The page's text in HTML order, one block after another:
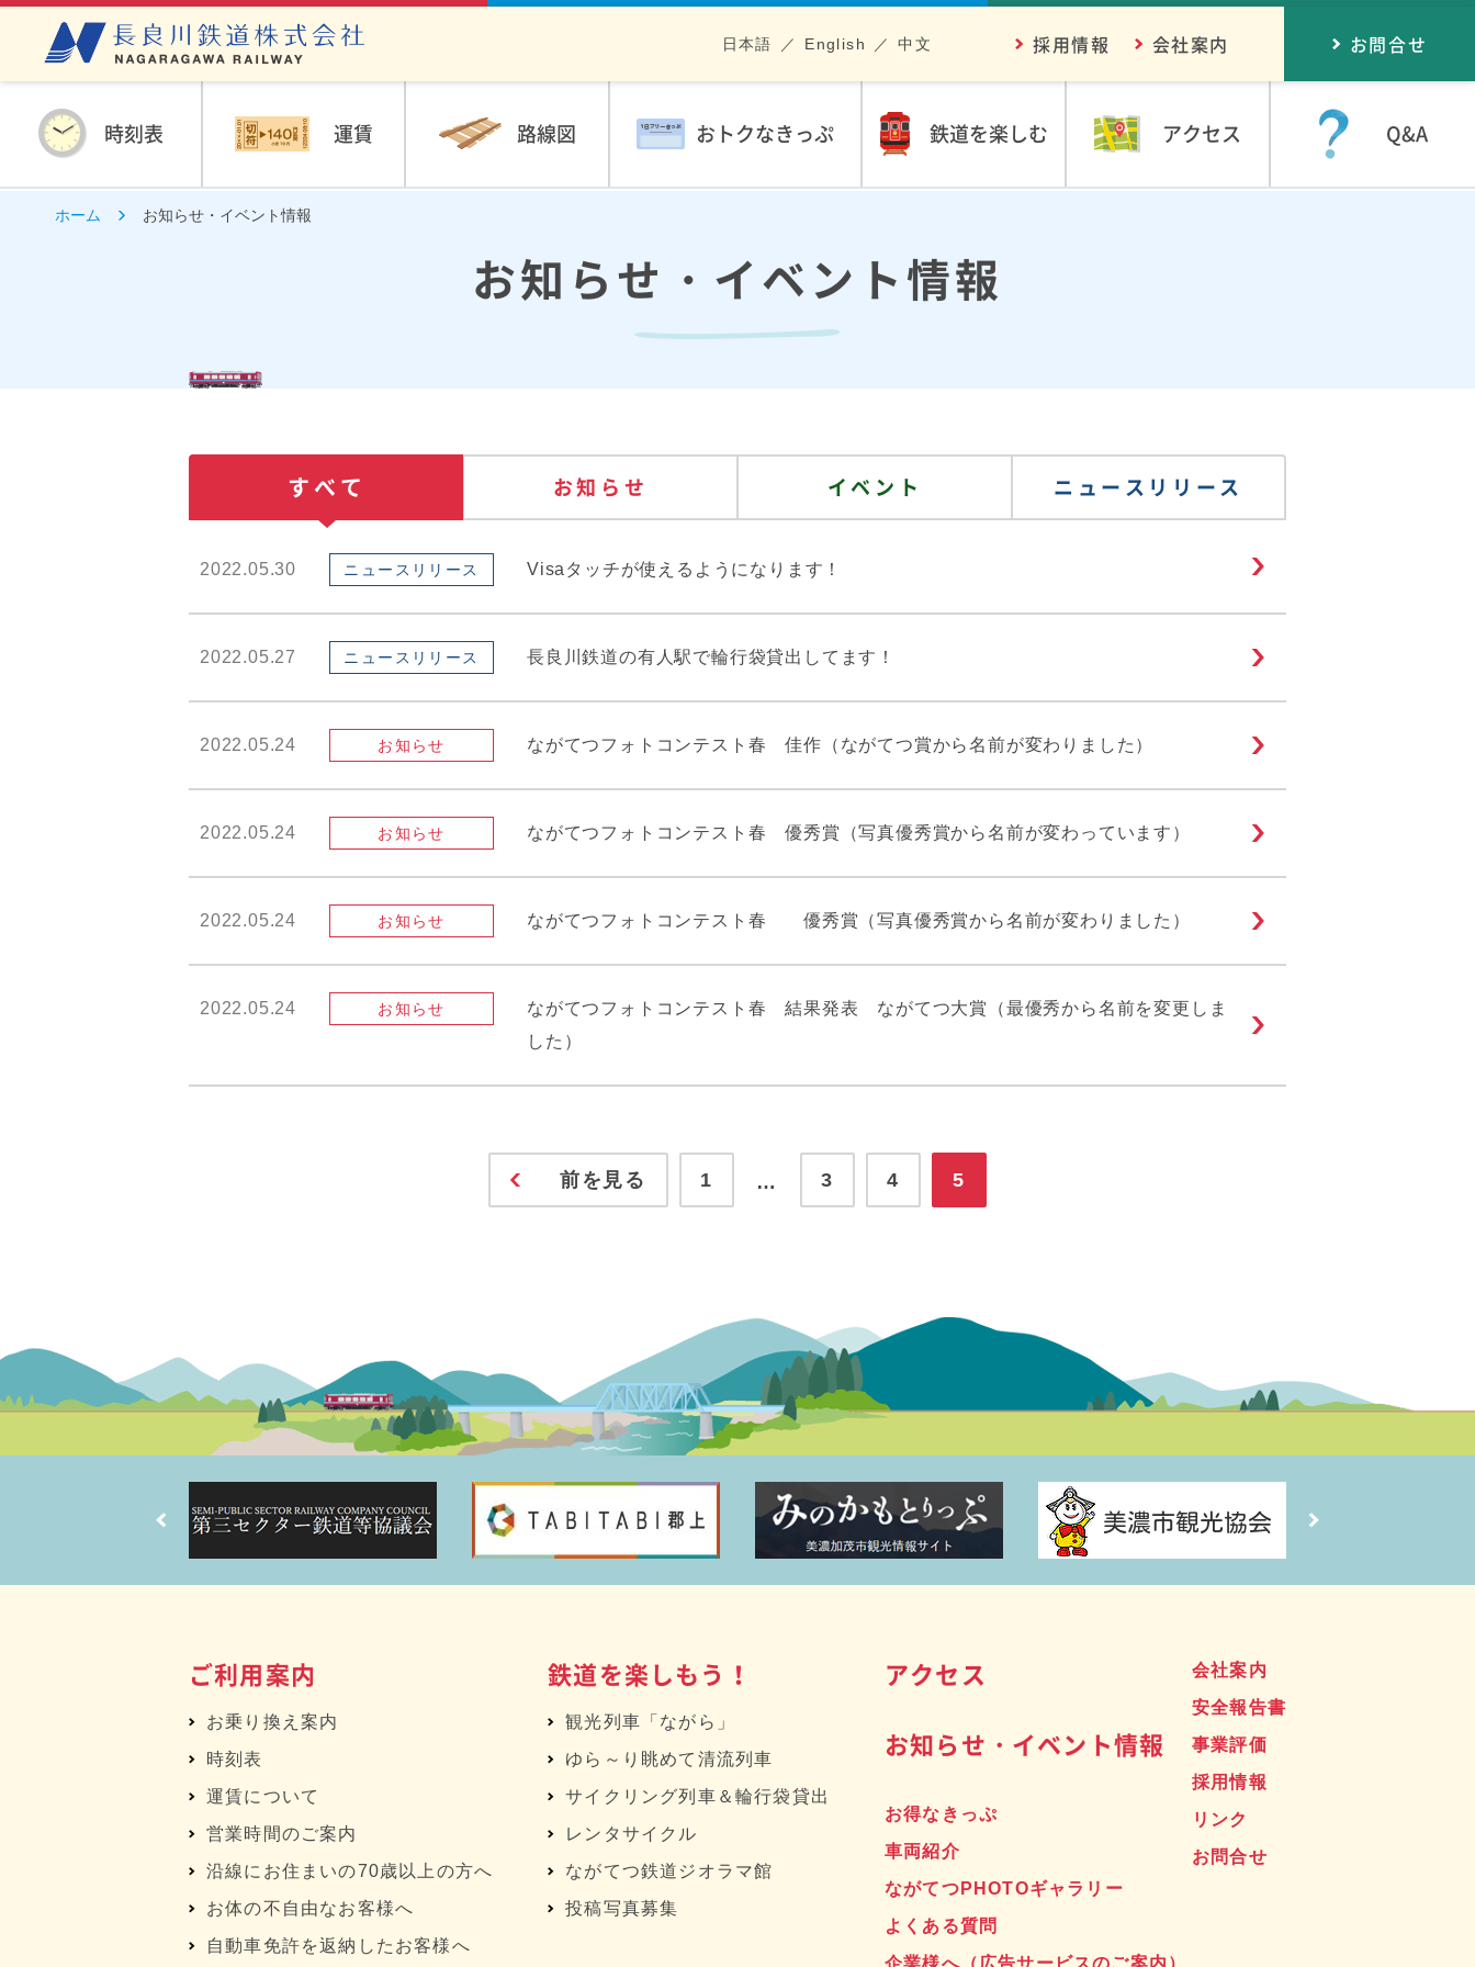
時刻表 運賃 路線図 おトクなきっぷ 鉄道を楽しむ アクセス Q&A
採用情報 会社案内
日本語 English 中文 お問合せ
ホーム お知らせ・イベント情報
お知らせ・イベント情報
すべて お知らせ イベント ニュースリリース
2022.05.30 ニュースリリース Visaタッチが使えるようになります！
2022.05.27 ニュースリリース 長良川鉄道の有人駅で輪行袋貸出してます！
2022.05.24 お知らせ ながてつフォトコンテスト春 佳作（ながてつ賞から名前が変わりました）
2022.05.24 お知らせ ながてつフォトコンテスト春 優秀賞（写真優秀賞から名前が変わっています）
2022.05.24 お知らせ ながてつフォトコンテスト春 優秀賞（写真優秀賞から名前が変わりました）
2022.05.24 お知らせ
ながてつフォトコンテスト春 結果発表 ながてつ大賞（最優秀から名前を変更しま
した）
前を見る 1 … 3 4 5
ご利用案内
お乗り換え案内
時刻表
運賃について
営業時間のご案内
沿線にお住まいの70歳以上の方へ
お体の不自由なお客様へ
自動車免許を返納したお客様へ
鉄道を楽しもう！
観光列車「ながら」
ゆら～り眺めて清流列車
サイクリング列車＆輪行袋貸出
レンタサイクル
ながてつ鉄道ジオラマ館
投稿写真募集
アクセス
お知らせ・イベント情報
お得なきっぷ
車両紹介
ながてつPHOTOギャラリー
よくある質問
企業様へ（広告サービスのご案内）
会社案内
安全報告書
事業評価
採用情報
リンク
お問合せ